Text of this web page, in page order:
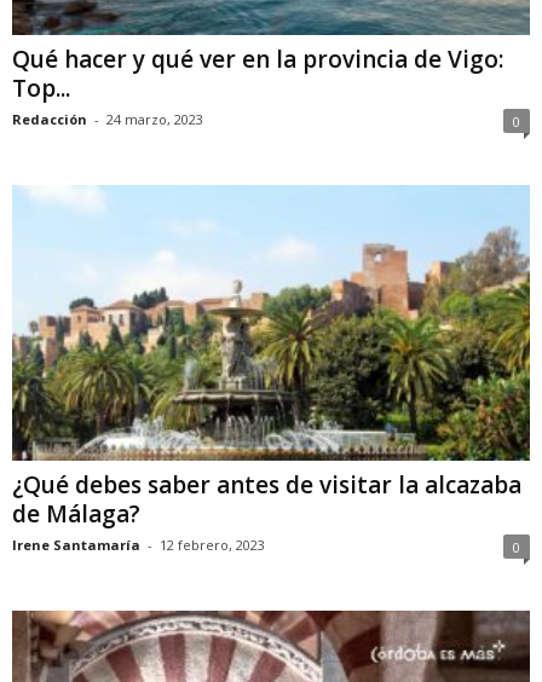
Qué hacer y qué ver en la provincia de Vigo:
Top...
Redacción - 24 marzo, 2023 0
¿Qué debes saber antes de visitar la alcazaba
de Málaga?
Irene Santamaría - 12 febrero, 2023 0